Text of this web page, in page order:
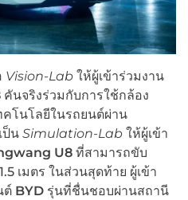
Vision-Lab ให้ผู้เข้าร่วมงาน
คันจริงร่วมกับการใช้กล้อง
โนโลยีในรถยนต์ผ่าน
ป็น Simulation-Lab ให้ผู้เข้า
U8 ที่สามารถขับ
เมตร ในส่วนสุดท้าย ผู้เข้า
ต์ BYD รุ่นที่ชื่นชอบผ่านสถานี